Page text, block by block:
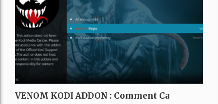
VENOM KODI ADDON : Comment Ca